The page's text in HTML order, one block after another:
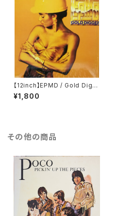
【12inch】EPMD / Gold Digg
er
¥1,800
その他の商品